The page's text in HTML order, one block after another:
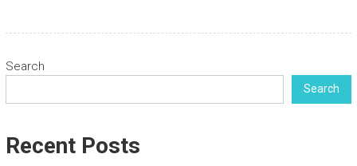
Search
Search
Recent Posts